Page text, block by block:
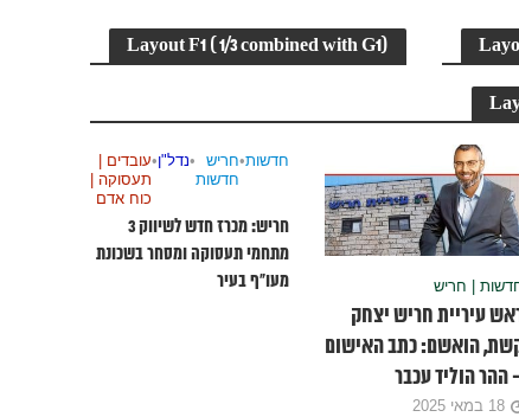
Layout F1 ( 1/3 combined with G1)
| חריש
עיריית חריש יצחק
הואשם: כתב האישום
ההר הוליד עכבר
18 במאי 2025
חדשות•חריש
חדשות
•נדל"ן•עובדים |
תעסוקה |
כוח אדם
חריש: מכרז חדש לשיווק 3
מתחמי תעסוקה ומסחר בשכונת
מעו”ף בעיר
עובדים |
תעסוקה |
חדש לשיווק 3 מתחמי תעסוקה
נדל"ן
הרוצים להשתמש בה